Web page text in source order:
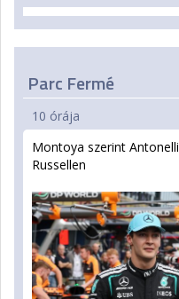
Parc Fermé
10 órája
Montoya szerint
Russellen